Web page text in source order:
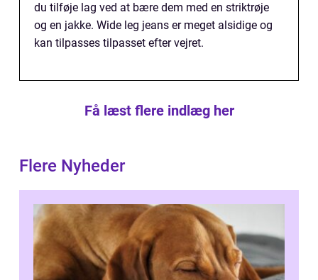
du tilføje lag ved at bære dem med en striktrøje
og en jakke. Wide leg jeans er meget alsidige og
kan tilpasses tilpasset efter vejret.
Få læst flere indlæg her
Flere Nyheder